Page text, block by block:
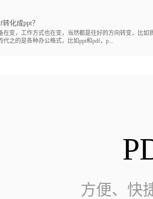
化成ppt？
在变，工作方式也在变，当然都是往好的方向转变，比如
之的是各种办公格式，比如ppt和pdf，p...
方便、快